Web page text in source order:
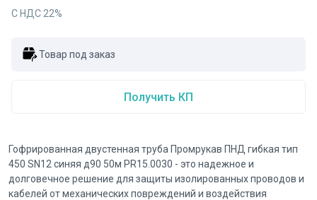
С НДС 22%
Товар под заказ
Получить КП
Гофрированная двустенная труба Промрукав ПНД гибкая тип
450 SN12 синяя д90 50м PR15.0030 - это надежное и
долговечное решение для защиты изолированных проводов и
кабелей от механических повреждений и воздействия